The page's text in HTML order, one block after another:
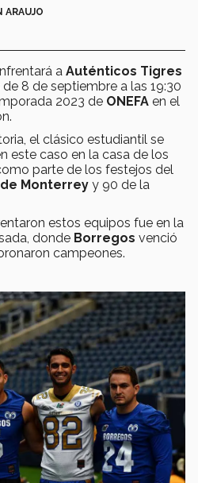
ARAUJO
a Auténticos Tigres
8 de septiembre a las 19:30
2023 de ONEFA en el
el clásico estudiantil se
este caso en la casa de los
parte de los festejos del
Monterrey y 90 de la
estos equipos fue en la
donde Borregos venció
campeones.